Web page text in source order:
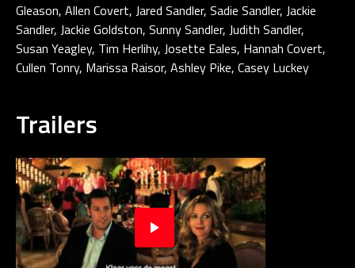
Gleason, Allen Covert, Jared Sandler, Sadie Sandler, Jackie
Sandler, Jackie Goldston, Sunny Sandler, Judith Sandler,
Susan Yeagley, Tim Herlihy, Josette Eales, Hannah Covert,
Cullen Tonry, Marissa Raisor, Ashley Pike, Casey Luckey
Trailers